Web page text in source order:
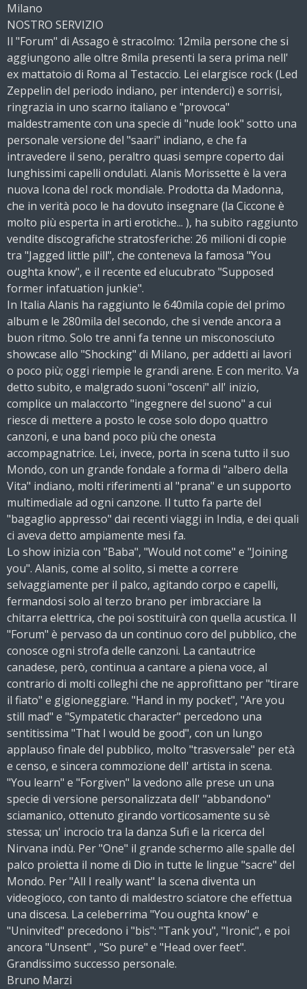
Milano
NOSTRO SERVIZIO
Il "Forum" di Assago è stracolmo: 12mila persone che si
aggiungono alle oltre 8mila presenti la sera prima nell'
ex mattatoio di Roma al Testaccio. Lei elargisce rock (Led
Zeppelin del periodo indiano, per intenderci) e sorrisi,
ringrazia in uno scarno italiano e "provoca"
maldestramente con una specie di "nude look" sotto una
personale versione del "saari" indiano, e che fa
intravedere il seno, peraltro quasi sempre coperto dai
lunghissimi capelli ondulati. Alanis Morissette è la vera
nuova Icona del rock mondiale. Prodotta da Madonna,
che in verità poco le ha dovuto insegnare (la Ciccone è
molto più esperta in arti erotiche... ), ha subito raggiunto
vendite discografiche stratosferiche: 26 milioni di copie
tra "Jagged little pill", che conteneva la famosa "You
oughta know", e il recente ed elucubrato "Supposed
former infatuation junkie".
In Italia Alanis ha raggiunto le 640mila copie del primo
album e le 280mila del secondo, che si vende ancora a
buon ritmo. Solo tre anni fa tenne un misconosciuto
showcase allo "Shocking" di Milano, per addetti ai lavori
o poco più; oggi riempie le grandi arene. E con merito. Va
detto subito, e malgrado suoni "osceni" all' inizio,
complice un malaccorto "ingegnere del suono" a cui
riesce di mettere a posto le cose solo dopo quattro
canzoni, e una band poco più che onesta
accompagnatrice. Lei, invece, porta in scena tutto il suo
Mondo, con un grande fondale a forma di "albero della
Vita" indiano, molti riferimenti al "prana" e un supporto
multimediale ad ogni canzone. Il tutto fa parte del
"bagaglio appresso" dai recenti viaggi in India, e dei quali
ci aveva detto ampiamente mesi fa.
Lo show inizia con "Baba", "Would not come" e "Joining
you". Alanis, come al solito, si mette a correre
selvaggiamente per il palco, agitando corpo e capelli,
fermandosi solo al terzo brano per imbracciare la
chitarra elettrica, che poi sostituirà con quella acustica. Il
"Forum" è pervaso da un continuo coro del pubblico, che
conosce ogni strofa delle canzoni. La cantautrice
canadese, però, continua a cantare a piena voce, al
contrario di molti colleghi che ne approfittano per "tirare
il fiato" e gigioneggiare. "Hand in my pocket", "Are you
still mad" e "Sympatetic character" percedono una
sentitissima "That I would be good", con un lungo
applauso finale del pubblico, molto "trasversale" per età
e censo, e sincera commozione dell' artista in scena.
"You learn" e "Forgiven" la vedono alle prese un una
specie di versione personalizzata dell' "abbandono"
sciamanico, ottenuto girando vorticosamente su sè
stessa; un' incrocio tra la danza Sufi e la ricerca del
Nirvana indù. Per "One" il grande schermo alle spalle del
palco proietta il nome di Dio in tutte le lingue "sacre" del
Mondo. Per "All I really want" la scena diventa un
videogioco, con tanto di maldestro sciatore che effettua
una discesa. La celeberrima "You oughta know" e
"Uninvited" precedono i "bis": "Tank you", "Ironic", e poi
ancora "Unsent" , "So pure" e "Head over feet".
Grandissimo successo personale.
Bruno Marzi